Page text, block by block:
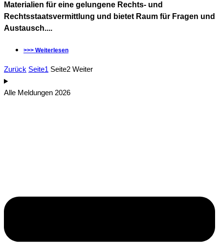
Materialien für eine gelungene Rechts- und
Rechtsstaatsvermittlung und bietet Raum für Fragen und
Austausch....
>>> Weiterlesen
Zurück Seite1 Seite2 Weiter
Alle Meldungen 2026